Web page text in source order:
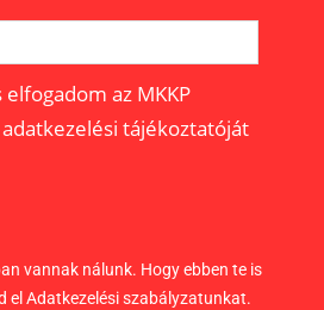
elfogadom az MKKP
tájékoztatóját
vannak nálunk. Hogy ebben te is
el Adatkezelési szabályzatunkat.